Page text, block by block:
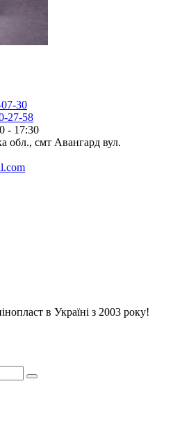
30
27-58
- 17:30
обл., смт Авангард вул.
в Україні з 2003 року!